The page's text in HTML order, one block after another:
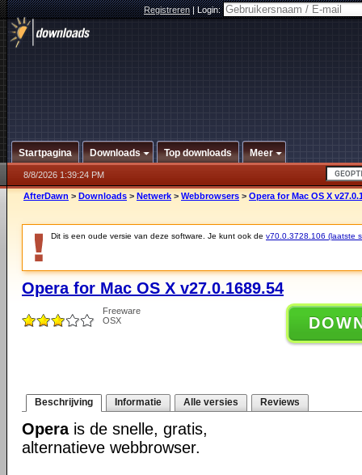
Registreren|Login:
Startpagina Downloads Top downloads Meer
8/8/2026 1:39:24 PM
AfterDawn > Downloads > Netwerk > Webbrowsers > Opera for Mac OS X
Dit is een oude versie van deze software. Je kunt ook de v70.0.3728.106 (laatste
Opera for Mac OS X v27.0.1689.54
Freeware
OSX
Beschrijving Informatie Alle versies Reviews
Operais de snelle, gratis,
alternatieve webbrowser.